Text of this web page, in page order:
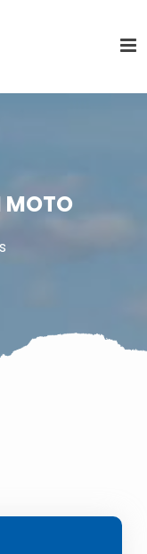
MOTO